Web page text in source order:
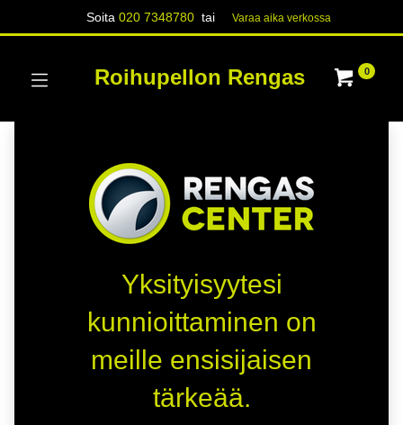
Soita020 7348780 tai Varaa aika verk​​​​ossa
Roihupellon Rengas 0
Yksityisyytesi
kunnioittaminen on
meille ensisijaisen
tärkeää.